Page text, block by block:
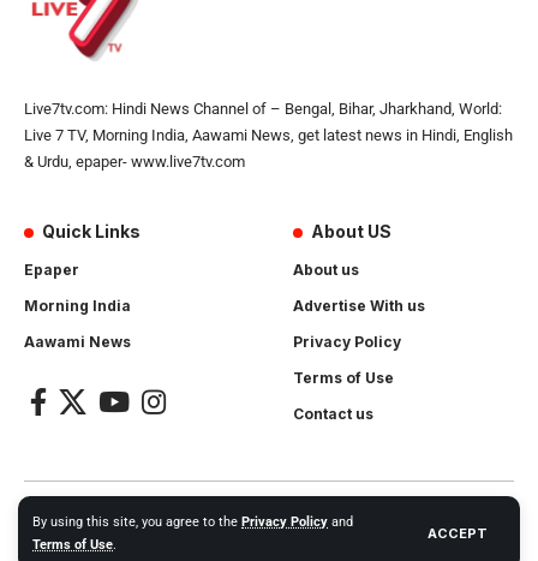
By using this site, you agree to the Privacy Policy and
Terms of Use.
ACCEPT
Live7tv.com: Hindi News Channel of – Bengal, Bihar, Jharkhand, World:
Live 7 TV, Morning India, Aawami News, get latest news in Hindi, English
& Urdu, epaper- www.live7tv.com
Quick Links
Epaper
Morning India
Aawami News
About US
About us
Advertise With us
Privacy Policy
Terms of Use
Contact us
2024- All Rights Reserved.Live 7 tv. Website Created by and